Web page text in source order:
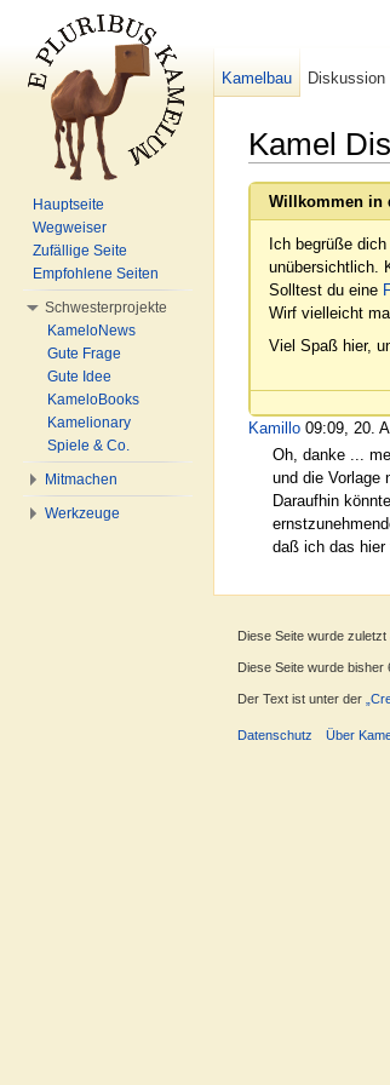
Kamel
Willkommen in
Ich begrüße
unübersichtlich.
Solltest du eine
Wirf vielleicht
Viel Spaß hier,
Kamillo 09:09, 20.
Oh, danke ...
und die Vorlage
Daraufhin
daß ich das
Kamelbau Diskussion
Hauptseite
Wegweiser
Zufällige Seite
Empfohlene Seiten
Schwesterprojekte
KameloNews
Gute Frage
Gute Idee
KameloBooks
Kamelionary
Spiele & Co.
Mitmachen
Werkzeuge
Diese Seite wurde zuletzt
Diese Seite wurde bisher
Der Text ist unter der
Datenschutz Über